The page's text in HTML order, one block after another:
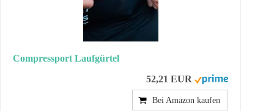
Compressport Laufgürtel
52,21 EUR
Bei Amazon kaufen